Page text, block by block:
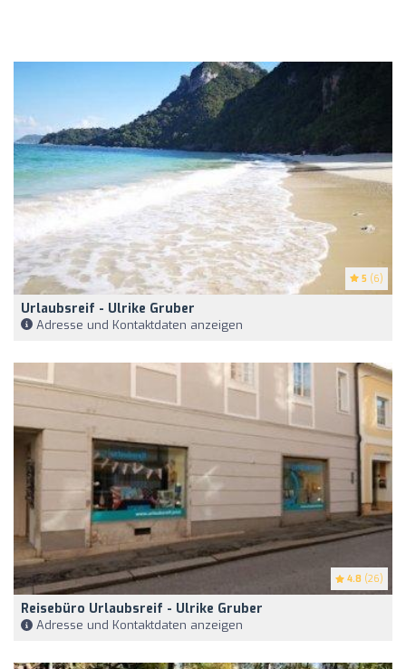
5 (6)
Urlaubsreif - Ulrike Gruber
Adresse und Kontaktdaten anzeigen
4.8 (26)
Reisebüro Urlaubsreif - Ulrike Gruber
Adresse und Kontaktdaten anzeigen